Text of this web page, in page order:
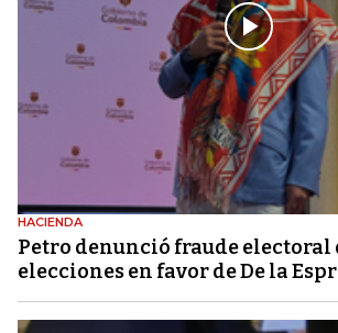
HACIENDA
Petro denunció fraude electoral
elecciones en favor de De la